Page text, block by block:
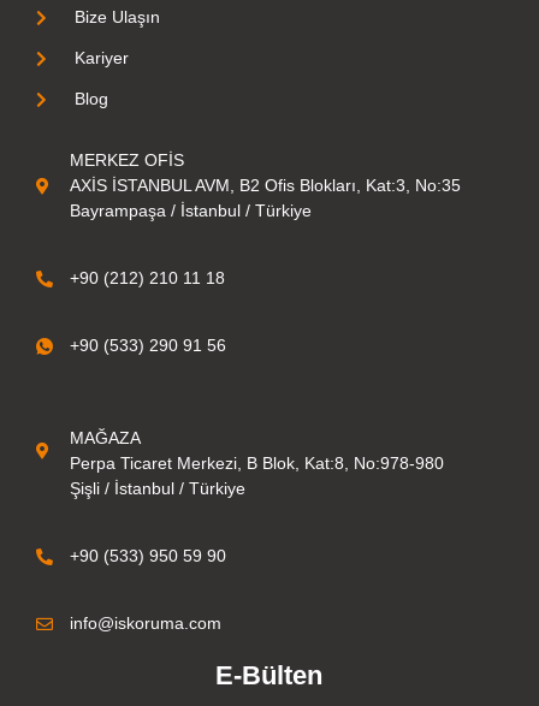
Bize Ulaşın
Kariyer
Blog
MERKEZ OFİS
AXİS İSTANBUL AVM, B2 Ofis Blokları, Kat:3, No:35
Bayrampaşa / İstanbul / Türkiye
+90 (212) 210 11 18
+90 (533) 290 91 56
MAĞAZA
Perpa Ticaret Merkezi, B Blok, Kat:8, No:978-980
Şişli / İstanbul / Türkiye
+90 (533) 950 59 90
info@iskoruma.com
E-Bülten